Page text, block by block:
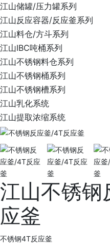
江山储罐/压力罐系列
江山反应容器/反应釜系列
江山料仓/方斗系列
江山IBC吨桶系列
江山不锈钢料仓系列
江山不锈钢桶系列
江山不锈钢槽系列
江山乳化系统
江山提取浓缩系统
江山不锈
应釜
不锈钢4T反应釜